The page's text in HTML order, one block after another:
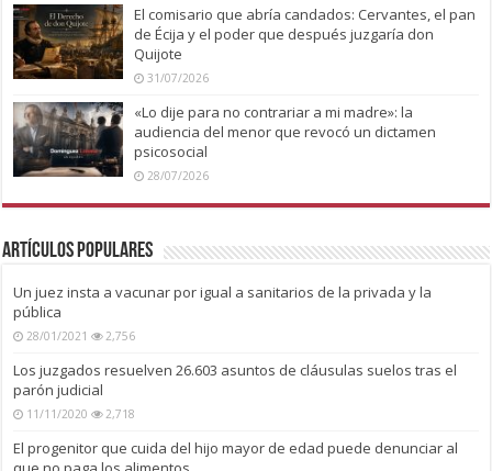
El comisario que abría candados: Cervantes, el pan
de Écija y el poder que después juzgaría don
Quijote
31/07/2026
«Lo dije para no contrariar a mi madre»: la
audiencia del menor que revocó un dictamen
psicosocial
28/07/2026
Artículos Populares
Un juez insta a vacunar por igual a sanitarios de la privada y la
pública
28/01/2021 2,756
Los juzgados resuelven 26.603 asuntos de cláusulas suelos tras el
parón judicial
11/11/2020 2,718
El progenitor que cuida del hijo mayor de edad puede denunciar al